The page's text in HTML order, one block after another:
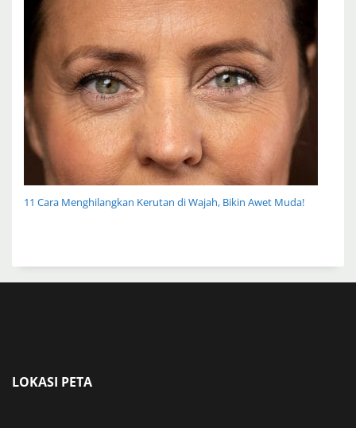
11 Cara Menghilangkan Kerutan di Wajah, Bikin Awet Muda!
LOKASI PETA